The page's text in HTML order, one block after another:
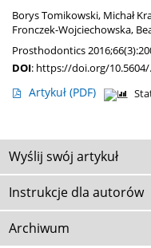
Borys Tomikowski, Michał
Fronczek-Wojciechowska,
Prosthodontics
DOI: https://doi.org/10.5604/
Artykuł (PDF)
Wyślij swój artykuł
Instrukcje dla autorów
Archiwum